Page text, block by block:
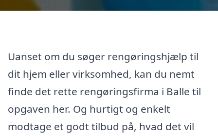
Uanset om du søger rengøringshjælp til
dit hjem eller virksomhed, kan du nemt
finde det rette rengøringsfirma i Balle til
opgaven her. Og hurtigt og enkelt
modtage et godt tilbud på, hvad det vil